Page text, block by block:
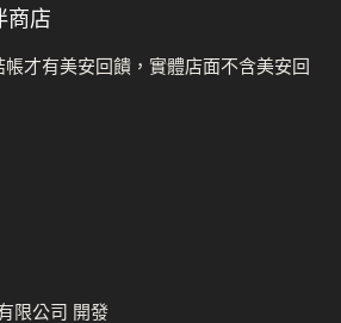
商店
才有美安回饋，實體店面不含美安回
限公司 開發